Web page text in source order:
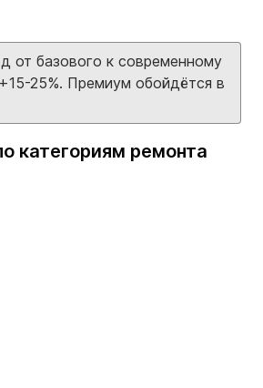
от базового к современному
25%. Премиум обойдётся в
категориям ремонта